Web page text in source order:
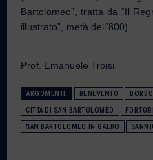
Bartolomeo”, tratta da “Il
illustrato”, metà dell’800)
Prof. Emanuele Troisi
ARGOMENTI BENEVENTO
CITTA DI SAN BARTOLOMEO
SAN BARTOLOMEO IN GALDO